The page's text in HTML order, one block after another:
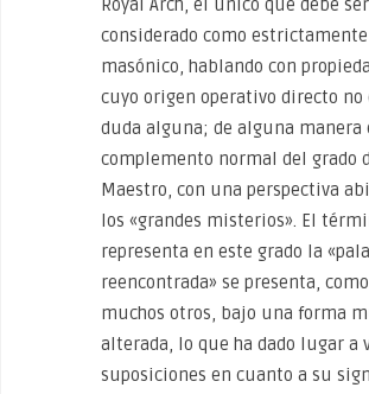
Royal Arch, el único que debe ser
considerado como estrictamente
masónico, hablando con
cuyo origen operativo directo no
duda alguna; de alguna manera
complemento normal del grado
Maestro, con una perspectiva
los «grandes misterios». El
representa en este grado la
reencontrada» se presenta, como
muchos otros, bajo una forma
alterada, lo que ha dado lugar a
suposiciones en cuanto a su